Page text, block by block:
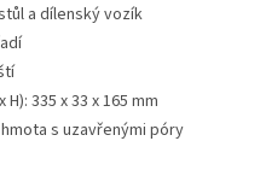
a dílenský vozík
335 x 33 x 165 mm
s uzavřenými póry